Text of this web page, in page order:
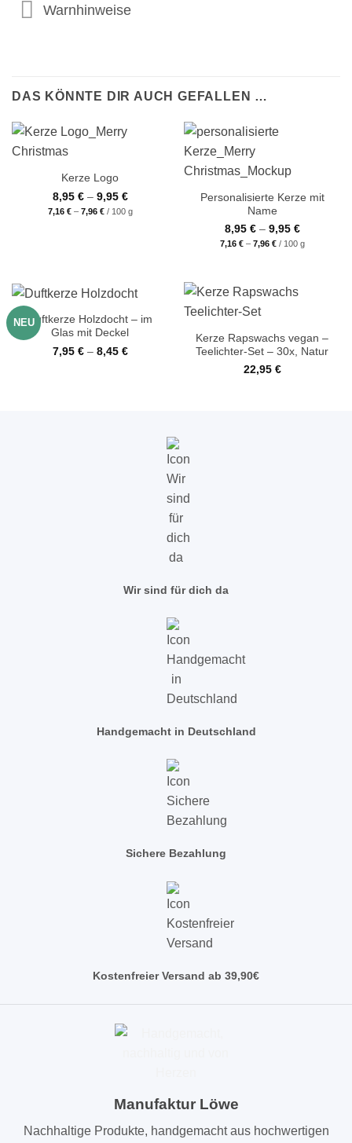
Warnhinweise
DAS KÖNNTE DIR AUCH GEFALLEN …
Kerze Logo
8,95 €– 9,95 €
7,16 €– 7,96 €/ 100 g
Personalisierte Kerze mit
Name
8,95 €– 9,95 €
7,16 €– 7,96 €/ 100 g
NEUDuftkerze Holzdocht – im
Glas mit Deckel
7,95 €– 8,45 €
Kerze Rapswachs vegan –
Teelichter-Set – 30x, Natur
22,95 €
Wir sind für dich da
Handgemacht in Deutschland
Sichere Bezahlung
Kostenfreier Versand ab 39,90€
Manufaktur Löwe
Nachhaltige Produkte, handgemacht aus hochwertigen